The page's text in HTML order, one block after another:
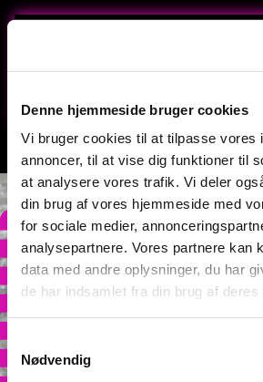
Denne hjemmeside bruger cookies
Vi bruger cookies til at tilpasse vores
annoncer, til at vise dig funktioner til
at analysere vores trafik. Vi deler
din brug af vores hjemmeside med
for sociale medier,
analysepartnere. Vores partnere kan
data med andre oplysninger, du har
de har indsamlet fra din brug af deres
Samtykkevalg
Nødvendig
v/ Helle Astrup